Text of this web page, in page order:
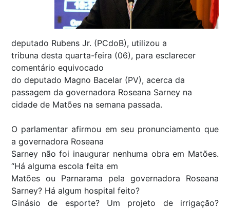
deputado Rubens Jr. (PCdoB), utilizou a
tribuna desta quarta-feira (06), para esclarecer
comentário equivocado
do deputado Magno Bacelar (PV), acerca da
passagem da governadora Roseana Sarney na
cidade de Matões na semana passada.
O parlamentar afirmou em seu pronunciamento que
a governadora Roseana
Sarney não foi inaugurar nenhuma obra em Matões.
“Há alguma escola feita em
Matões ou Parnarama pela governadora Roseana
Sarney? Há algum hospital feito?
Ginásio de esporte? Um projeto de irrigação?